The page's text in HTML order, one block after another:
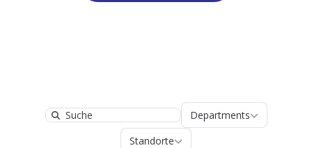
Search
Departments
Departments
Standorte
Standorte